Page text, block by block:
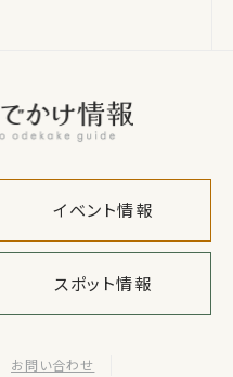
イベント情報
スポット情報
お問い合わせ